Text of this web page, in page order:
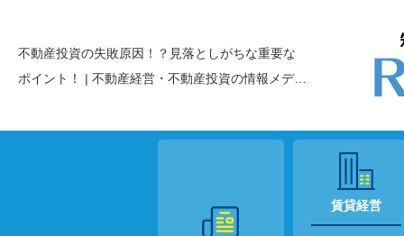
不動産投資の失敗原因！？見落としがちな重要な
ポイント！ | 不動産経営・不動産投資の情報メディ
賃貸経営